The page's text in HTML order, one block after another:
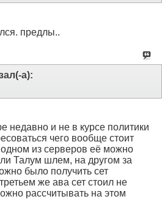
предлы..
а):
недавно и не в курсе политики
чего вообще стоит
из серверов её можно
Талум шлем, на другом за
было получить сет
же ава сет стоил не
рассчитывать на этом